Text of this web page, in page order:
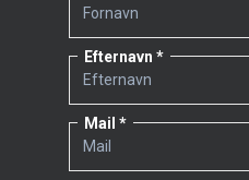
Efternavn
Mail